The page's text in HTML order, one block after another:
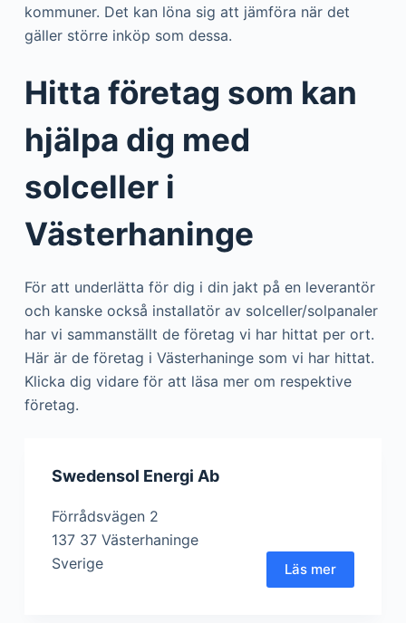
kommuner. Det kan löna sig att jämföra när det
gäller större inköp som dessa.
Hitta företag som kan
hjälpa dig med
solceller i
Västerhaninge
För att underlätta för dig i din jakt på en leverantör
och kanske också installatör av solceller/solpanaler
har vi sammanställt de företag vi har hittat per ort.
Här är de företag i Västerhaninge som vi har hittat.
Klicka dig vidare för att läsa mer om respektive
företag.
Swedensol Energi Ab
Förrådsvägen 2
137 37 Västerhaninge
Sverige
Läs mer